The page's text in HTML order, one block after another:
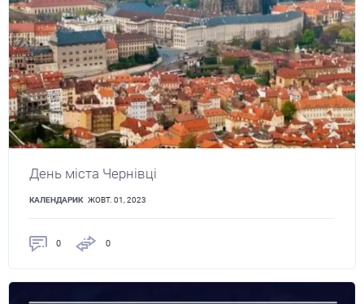
День міста Чернівці
КАЛЕНДАРИК ЖОВТ. 01, 2023
0 0